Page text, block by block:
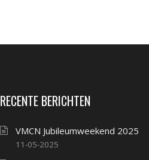
RECENTE BERICHTEN
VMCN Jubileumweekend 2025
11-05-2025